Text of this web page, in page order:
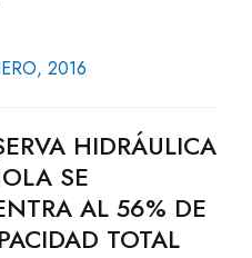
2016
HIDRÁULICA
SE
AL 56% DE
TOTAL